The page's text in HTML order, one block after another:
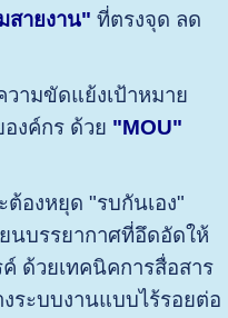
สายงาน" ที่ตรงจุด ลด
ามขัดแย้งเป้าหมาย
งค์กร ด้วย "MOU"
ต้องหยุด "รบกันเอง"
นบรรยากาศที่อึดอัดให้
ด้วยเทคนิคการสื่อสาร
ระบบงานแบบไร้รอยต่อ